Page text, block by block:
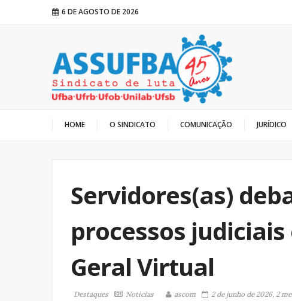
6 DE AGOSTO DE 2026
HOME O SINDICATO COMUNICAÇÃO JURÍDICO
Servidores(as)
processos
Geral Virtual
Destaques Notícias ascom 2 de junho de 2026, 2